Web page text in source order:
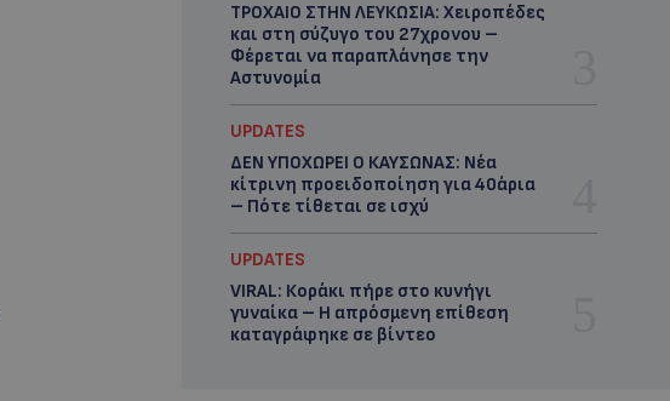
ΤΡΟΧΑΙΟ ΣΤΗΝ ΛΕΥΚΩΣΙΑ: Χειροπέδες
και στη σύζυγο του 27χρονου –
Φέρεται να παραπλάνησε την
Αστυνομία
UPDATES
ΔΕΝ ΥΠΟΧΩΡΕΙ Ο ΚΑΥΣΩΝΑΣ: Νέα
κίτρινη προειδοποίηση για 40άρια
– Πότε τίθεται σε ισχύ
UPDATES
VIRAL: Κοράκι πήρε στο κυνήγι
γυναίκα – Η απρόσμενη επίθεση
καταγράφηκε σε βίντεο